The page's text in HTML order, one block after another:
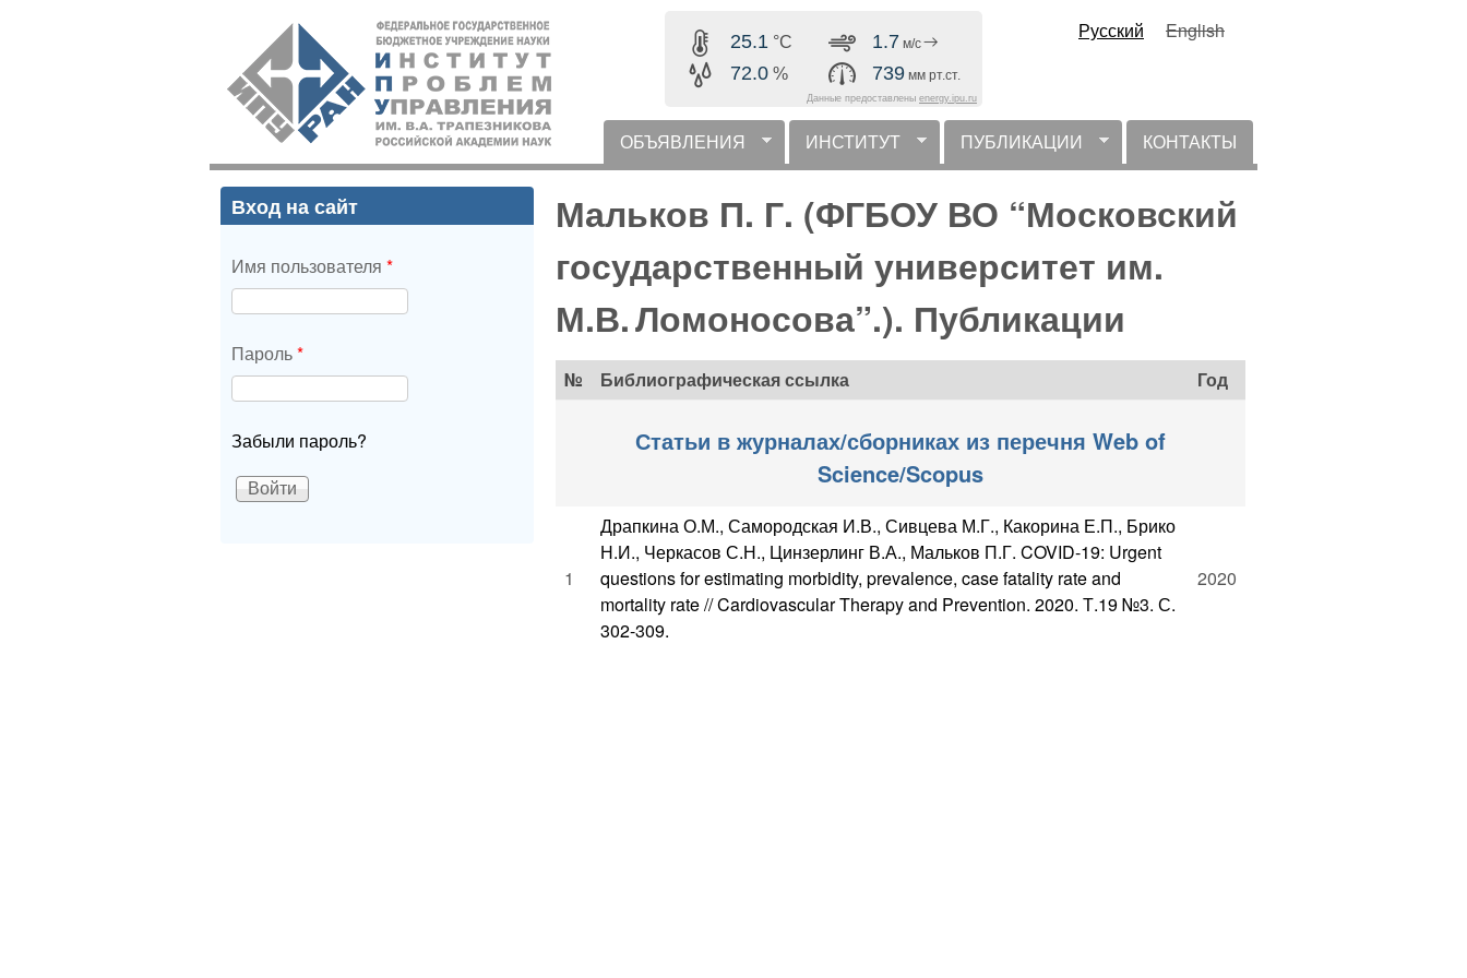
содержанию
ИПУ
РАН
25.1 °C
72.0 %
1.7 м/с
739 мм рт.ст.
Данные предоставлены energy.ipu.ru
Русский English
горизонтальное меню
ОБЪЯВЛЕНИЯ ИНСТИТУТ ПУБЛИКАЦИИ КОНТАКТЫ
Мальков П. Г. (ФГБОУ ВО “Московский
государственный университет им.
М.В. Ломоносова”.). Публикации
№ Библиографическая ссылка Год
Статьи в журналах/сборниках из перечня Web of
Science/Scopus
1
Драпкина О.М., Самородская И.В., Сивцева М.Г., Какорина Е.П., Брико
Н.И., Черкасов С.Н., Цинзерлинг В.А., Мальков П.Г. COVID-19: Urgent
questions for estimating morbidity, prevalence, case fatality rate and
mortality rate // Cardiovascular Therapy and Prevention. 2020. Т.19 №3. С.
302-309.
2020
Вход на сайт
Имя пользователя *
Пароль*
Забыли пароль?